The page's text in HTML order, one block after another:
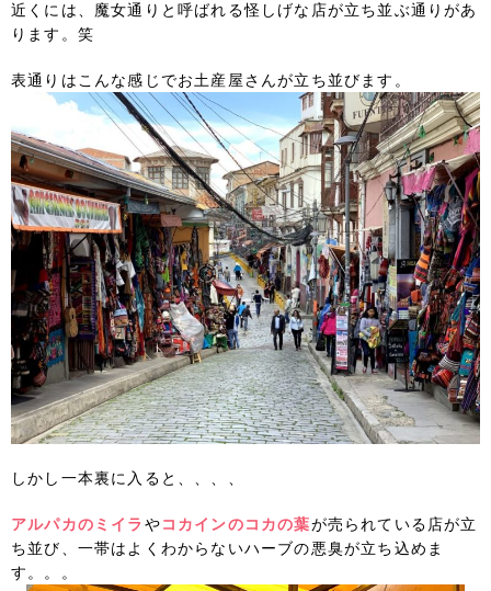
近くには、魔女通りと呼ばれる怪しげな店が立ち並ぶ通りがあ
ります。笑
表通りはこんな感じでお土産屋さんが立ち並びます。
しかし一本裏に入ると、、、、
アルパカのミイラ やコカインのコカの葉が売られている店が立
ち並び、一帯はよくわからないハーブの悪臭が立ち込めま
す。。。